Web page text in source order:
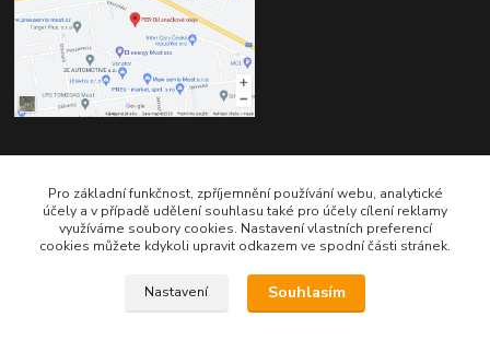
Kontakty
Pro základní funkčnost, zpříjemnění používání webu, analytické
účely a v případě udělení souhlasu také pro účely cílení reklamy
využíváme soubory cookies. Nastavení vlastních preferencí
cookies můžete kdykoli upravit odkazem ve spodní části stránek.
Nastavení Souhlasím